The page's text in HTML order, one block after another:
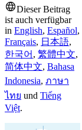
Dieser Beitrag
ist auch verfügbar
in English, Español,
Français, 日本語,
한국어 , 繁體中文,
简体中文, Bahasa
Indonesia, ภาษา
ไทย und Tiếng
Việt.